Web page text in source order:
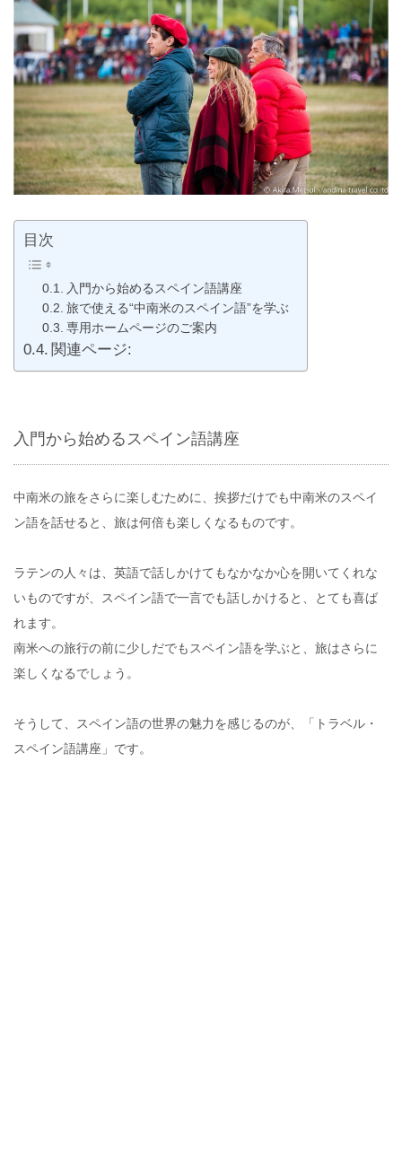
目次
入門から始めるスペイン語講座
旅で使える“中南米のスペイン語”を学ぶ
専用ホームページのご案内
関連ページ:
入門から始めるスペイン語講座
中南米の旅をさらに楽しむために、挨拶だけでも中南米のスペイ
ン語を話せると、旅は何倍も楽しくなるものです。
ラテンの人々は、英語で話しかけてもなかなか心を開いてくれな
いものですが、スペイン語で一言でも話しかけると、とても喜ば
れます。
南米への旅行の前に少しだでもスペイン語を学ぶと、旅はさらに
楽しくなるでしょう。
そうして、スペイン語の世界の魅力を感じるのが、「トラベル・
スペイン語講座」です。